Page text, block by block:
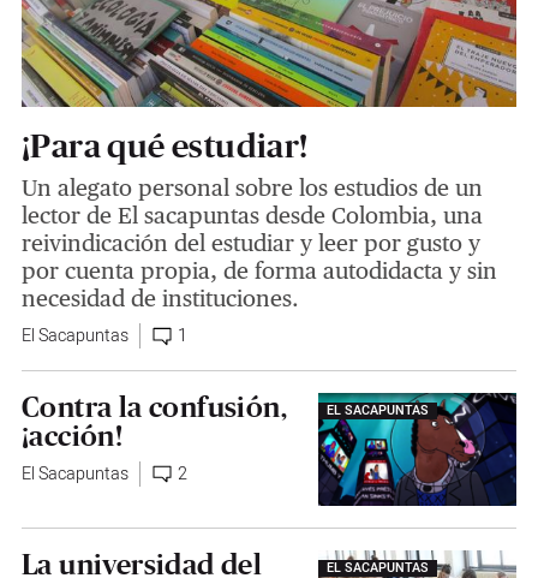
¡Para qué estudiar!
Un alegato personal sobre los estudios de un
lector de El sacapuntas desde Colombia, una
reivindicación del estudiar y leer por gusto y
por cuenta propia, de forma autodidacta y sin
necesidad de instituciones.
El Sacapuntas 1
EL SACAPUNTAS
Contra la confusión,
¡acción!
El Sacapuntas 2
EL SACAPUNTAS
La universidad del